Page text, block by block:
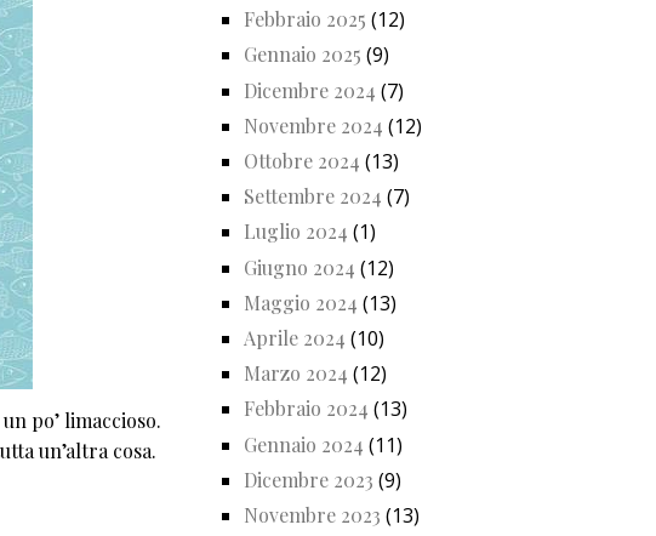
po’ limaccioso.
un’altra cosa.
Febbraio 2025 (12)
Gennaio 2025 (9)
Dicembre 2024 (7)
Novembre 2024 (12)
Ottobre 2024 (13)
Settembre 2024 (7)
Luglio 2024 (1)
Giugno 2024 (12)
Maggio 2024 (13)
Aprile 2024 (10)
Marzo 2024 (12)
Febbraio 2024 (13)
Gennaio 2024 (11)
Dicembre 2023 (9)
Novembre 2023 (13)